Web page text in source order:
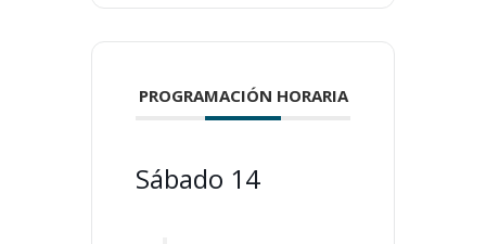
PROGRAMACIÓN HORARIA
Sábado 14